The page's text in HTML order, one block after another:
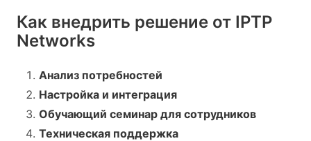
Как внедрить решение от IPTP
Networks
Анализ потребностей
Настройка и интеграция
Обучающий семинар для сотрудников
Техническая поддержка